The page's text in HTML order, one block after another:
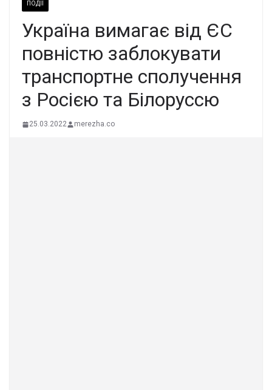
ПОДІЇ
Україна вимагає від ЄС
повністю заблокувати
транспортне сполучення
з Росією та Білоруссю
25.03.2022 merezha.co